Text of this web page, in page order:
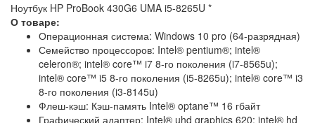
Ноутбук HP ProBook 430G6 UMA i5-8265U *
О товаре:
Операционная система: Windows 10 pro (64-разрядная)
Семейство процессоров: Intel® pentium®; intel®
celeron®; intel® core™ i7 8-го поколения (i7-8565u);
intel® core™ i5 8-го поколения (i5-8265u); intel® core™ i3
8-го поколения (i3-8145u)
Флеш-кэш: Кэш-память Intel® optane™ 16 гбайт
Графический адаптер: Intel® uhd graphics 620; intel® hd